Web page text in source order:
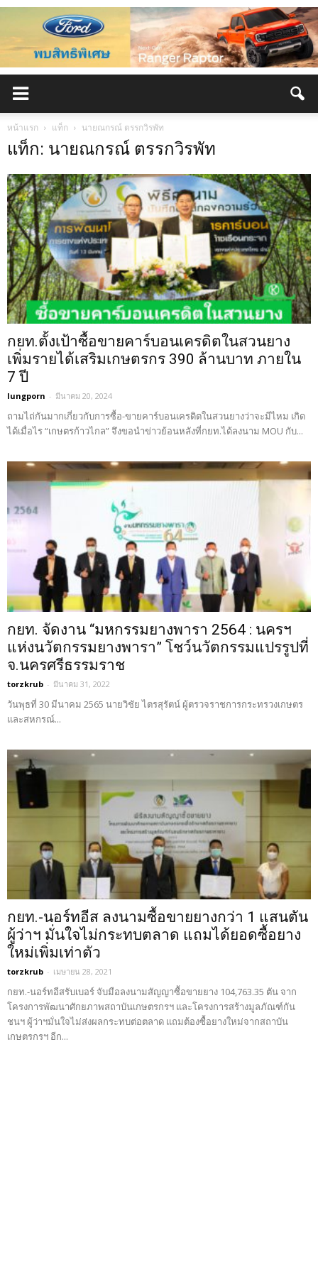
หน้าแรก แท็ก นายณกรณ์ ตรรกวิรพัท
แท็ก: นายณกรณ์ ตรรกวิรพัท
กยท.ตั้งเป้าซื้อขายคาร์บอนเครดิตในสวนยาง
เพิ่มรายได้เสริมเกษตรกร 390 ล้านบาท ภายใน
7 ปี
lungporn - มีนาคม 20, 2024
ถามไถ่กันมากเกี่ยวกับการซื้อ-ขายคาร์บอนเครดิตในสวนยางว่าจะมีไหม เกิด
ได้เมื่อไร “เกษตรก้าวไกล” จึงขอนำข่าวย้อนหลังที่กยท.ได้ลงนาม MOU กับ...
กยท. จัดงาน “มหกรรมยางพารา 2564 : นครฯ
แห่งนวัตกรรมยางพารา” โชว์นวัตกรรมแปรรูปที่
จ.นครศรีธรรมราช
torzkrub - มีนาคม 31, 2022
วันพุธที่ 30 มีนาคม 2565 นายวิชัย ไตรสุรัตน์ ผู้ตรวจราชการกระทรวงเกษตร
และสหกรณ์...
กยท.-นอร์ทอีส ลงนามซื้อขายยางกว่า 1 แสนตัน
ผู้ว่าฯ มั่นใจไม่กระทบตลาด แถมได้ยอดซื้อยาง
ใหม่เพิ่มเท่าตัว
torzkrub - เมษายน 28, 2021
กยท.-นอร์ทอีสรับเบอร์ จับมือลงนามสัญญาซื้อขายยาง 104,763.35 ตัน จาก
โครงการพัฒนาศักยภาพสถาบันเกษตรกรฯ และโครงการสร้างมูลภัณฑ์กัน
ชนฯ ผู้ว่าฯมั่นใจไม่ส่งผลกระทบต่อตลาด แถมต้องซื้อยางใหม่จากสถาบัน
เกษตรกรฯ อีก...